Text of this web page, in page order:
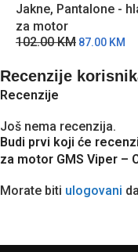
Jakne, Pantalone -
za motor
102.00KM 87.00 KM
Recenzije
Recenzije
Još nema recenzija.
Budi prvi koji će
za motor GMS Viper –
Morate biti ulogovani